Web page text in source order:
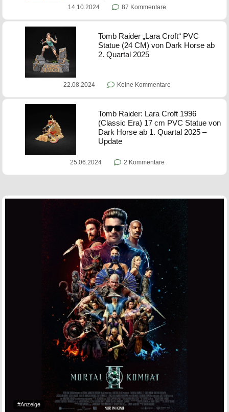
14.10.2024 87 Kommentare
Tomb Raider „Lara Croft“ PVC
Statue (24 CM) von Dark Horse ab
2. Quartal 2025
22.08.2024 Keine Kommentare
Tomb Raider: Lara Croft 1996
(Classic Era) 17 cm PVC Statue von
Dark Horse ab 1. Quartal 2025 –
Update
25.06.2024 2 Kommentare
#Anzeige